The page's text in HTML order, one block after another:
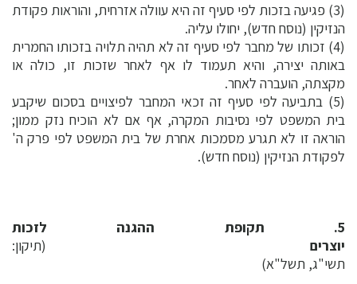
(3) פגיעה בזכות לפי סעיף זה היא עוולה אזרחית, והוראות פקודת
הנזיקין (נוסח חדש), יחולו עליה.
(4) זכותו של מחבר לפי סעיף זה לא תהיה תלויה בזכותו החמרית
באותה יצירה, והיא תעמוד לו אף לאחר שזכות זו, כולה או
מקצתה, הועברה לאחר.
(5) בתביעה לפי סעיף זה זכאי המחבר לפיצויים בסכום שיקבע
בית המשפט לפי נסיבות המקרה, אף אם לא הוכיח נזק ממון;
הוראה זו לא תגרע מסמכות אחרת של בית המשפט לפי פרק ה'
לפקודת הנזיקין (נוסח חדש).
5. תקופת ההגנה לזכות
יוצרים
(תיקון:
תשי"ג, תשל"א)